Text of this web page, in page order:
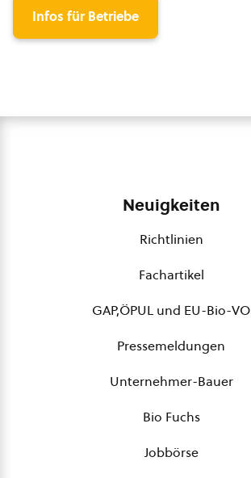
Infos für Betriebe
Neuigkeiten
Richtlinien
Fachartikel
GAP,ÖPUL und EU-Bio-VO
Pressemeldungen
Unternehmer-Bauer
Bio Fuchs
Jobbörse